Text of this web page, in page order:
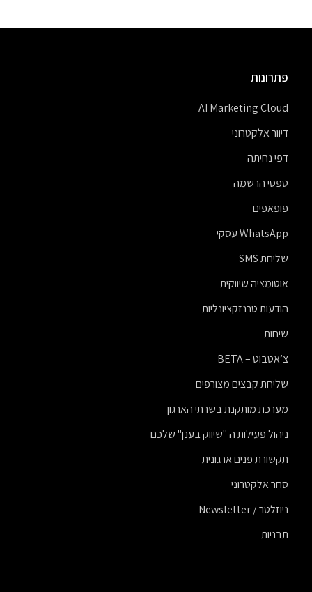
פתרונות
AI Marketing Cloud
דיוור אלקטרוני
דפי נחיתה
טפסי הרשמה
פופאפים
WhatsApp עסקי
שליחת SMS
אוטומציה שיווקית
הודעות טרנזקציונליות
שיחות
צ’אטבוט – BETA
שליחת קבצים מצורפים
מערכת מותקנת בשרתי הארגון
ניהול פעילות ה "שיווק בענן" שלכם
תקשורת פנים ארגונית
סחר אלקטרוני
ניוזלטר / Newsletter
תבניות